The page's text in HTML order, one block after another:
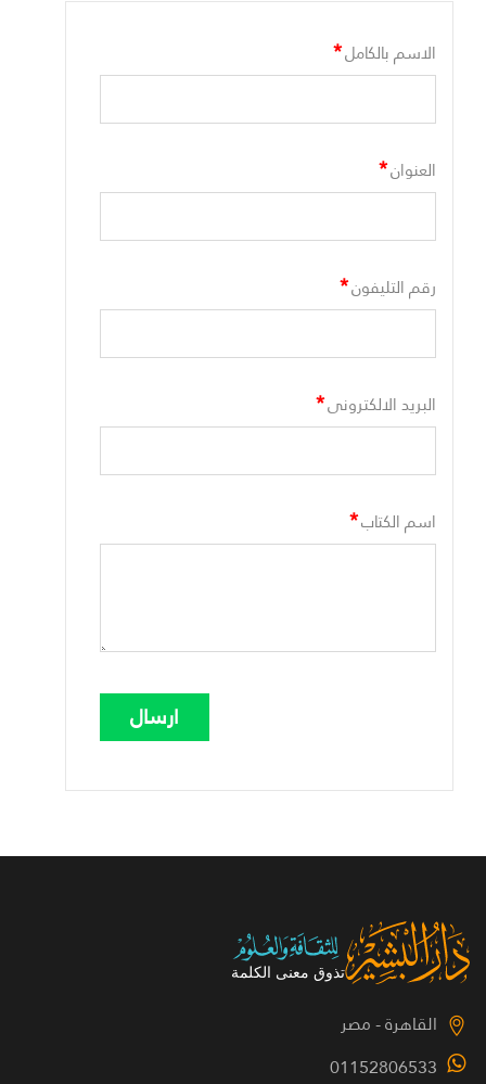
الاسم بالكامل*
العنوان*
رقم التليفون*
البريد الالكترونى*
اسم الكتاب*
القاهرة - مصر
01152806533